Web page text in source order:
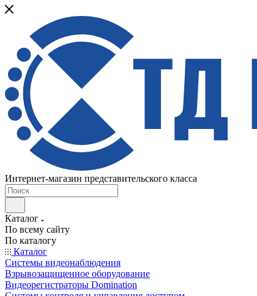
Интернет-магазин представительского класса
Каталог
По всему сайту
По каталогу
Каталог
Системы видеонаблюдения
Взрывозащищенное оборудование
Видеорегистраторы Domination